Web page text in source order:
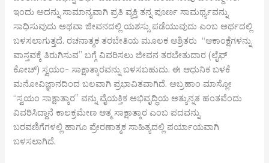
ಇಂದು ಅದನ್ನು ಸಾಮಾನ್ಯವಾಗಿ ಪ್ರತಿ ವ್ಯಕ್ತಿ ತನ್ನ ಪೂರ್ಣ ಸಾಮರ್ಥ್ಯವನ್ನು
ಸಾಧಿಸುವುದು ಅಥವಾ ಜೀವನದಲ್ಲಿ ಯಶಸ್ಸು ಪಡೆಯುವುದು ಎಂಬ ಅರ್ಥದಲ್ಲಿ
ಬಳಸಲಾಗುತ್ತದೆ. ರಚನಾತ್ಮಕ ತರಬೇತಿಯ ಮೂಲಕ ಆಶ್ರಿತರು “ಆಕಾಂಕ್ಷೆಗಳನ್ನು
ವಾಸ್ತವಕ್ಕೆ ತಿರುಗಿಸುವ” ಬಗ್ಗೆ ವಿವರಿಸಲು ಜೀವನ ತರಬೇತುದಾರ (ಲೈಫ್
ಕೋಚ್) ಸ್ವಯಂ- ಸಾಕ್ಷಾತ್ಕಾರವನ್ನು ಬಳಸಬಹುದು. ಈ ಆಧುನಿಕ ಬಳಕೆ
ಮನೋವಿಜ್ಞಾನದಿಂದ ಬಲವಾಗಿ ಪ್ರಭಾವಿತವಾಗಿದೆ. ಅಬ್ರಹಾಂ ಮಾಸ್ಲೋ
“ಸ್ವಯಂ ಸಾಕ್ಷಾತ್ಕಾರ” ವನ್ನು ವೈಯಕ್ತಿಕ ಅಭಿವೃದ್ಧಿಯ ಅತ್ಯುನ್ನತ ಹಂತವೆಂದು
ವಿವರಿಸಿದ್ದಾನೆ ಕಾಲಕ್ರಮೇಣ ಆತ್ಮ ಸಾಕ್ಷಾತ್ಕಾರ ಎಂಬ ಪದವನ್ನು
ಬರವಣಿಗೆಗಳಲ್ಲಿ ಹಾಗೂ ಪ್ರೇರಣಾತ್ಮಕ ಸಾಹಿತ್ಯದಲ್ಲಿ ಪರ್ಯಾಯವಾಗಿ
ಬಳಸಲಾಗಿದೆ.